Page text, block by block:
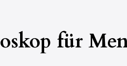
für